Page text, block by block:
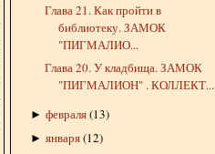
Глава 21. Как пройти в
библиотеку. ЗАМОК
"ПИГМАЛИО...
Глава 20. У кладбища. ЗАМОК
"ПИГМАЛИОН" . КОЛЛЕКТ...
► февраля(13)
► января(12)